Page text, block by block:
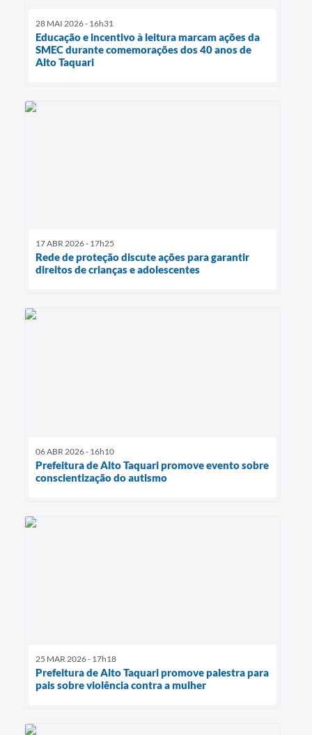
28 MAI 2026 - 16h31
Educação e incentivo à leitura marcam ações da
SMEC durante comemorações dos 40 anos de
Alto Taquari
17 ABR 2026 - 17h25
Rede de proteção discute ações para garantir
direitos de crianças e adolescentes
06 ABR 2026 - 16h10
Prefeitura de Alto Taquari promove evento sobre
conscientização do autismo
25 MAR 2026 - 17h18
Prefeitura de Alto Taquari promove palestra para
pais sobre violência contra a mulher